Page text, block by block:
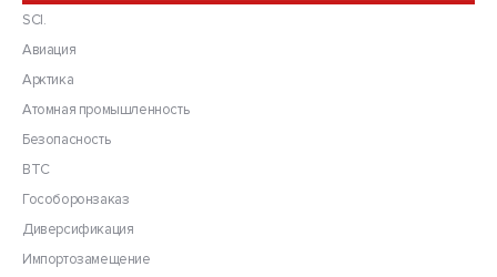
SCI.
Авиация
Арктика
Атомная промышленность
Безопасность
ВТС
Гособоронзаказ
Диверсификация
Импортозамещение